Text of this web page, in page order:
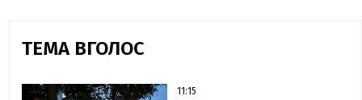
ТЕМА ВГОЛОС
11:15